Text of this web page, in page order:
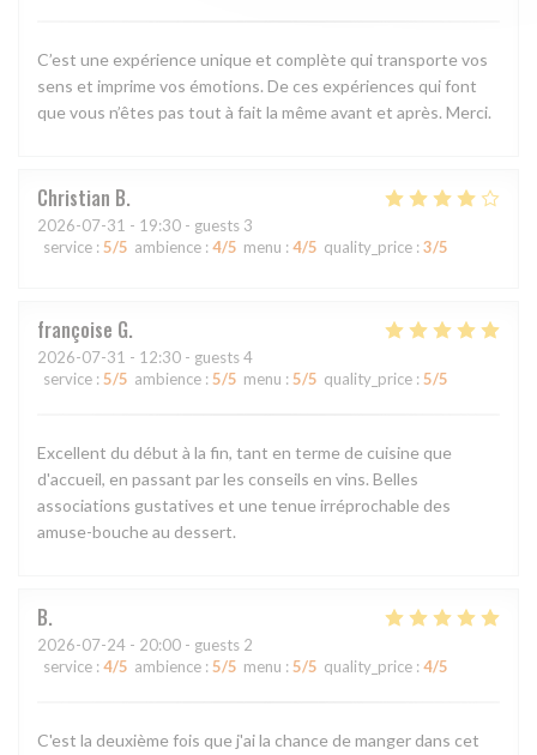
C’est une expérience unique et complète qui transporte vos
sens et imprime vos émotions. De ces expériences qui font
que vous n’êtes pas tout à fait la même avant et après. Merci.
Christian B
2026-07-31 - 19:30 - guests 3
service : 5/5 ambience : 4/5 menu : 4/5 quality_price : 3/5
françoise G
2026-07-31 - 12:30 - guests 4
service : 5/5 ambience : 5/5 menu : 5/5 quality_price : 5/5
Excellent du début à la fin, tant en terme de cuisine que
d'accueil, en passant par les conseils en vins. Belles
associations gustatives et une tenue irréprochable des
amuse-bouche au dessert.
B
2026-07-24 - 20:00 - guests 2
service : 4/5 ambience : 5/5 menu : 5/5 quality_price : 4/5
C'est la deuxième fois que j'ai la chance de manger dans cet